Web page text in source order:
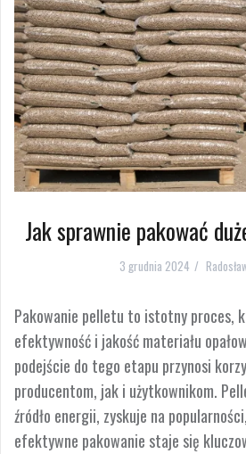
Jak sprawnie pakować
3 grudnia 2024
Pakowanie pelletu to istotny proces,
efektywność i jakość materiału
podejście do tego etapu przynosi
producentom, jak i użytkownikom.
źródło energii, zyskuje na
efektywne pakowanie staje się